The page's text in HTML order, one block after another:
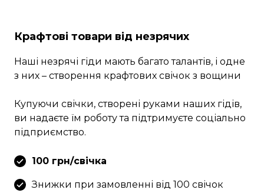
Крафтові товари від незрячих
Наші незрячі гіди мають багато талантів, і одне
з них – створення крафтових свічок з вощини
Купуючи свічки, створені руками наших гідів,
ви надаєте їм роботу та підтримуєте соціально
підприємство.
100 грн/свічка
Знижки при замовленні від 100 свічок